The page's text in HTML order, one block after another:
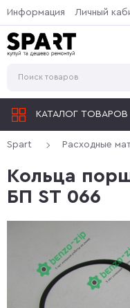
Информация Личный
КАТАЛОГ ТОВАРОВ
Spart Расходные
Кольца
БП ST 066